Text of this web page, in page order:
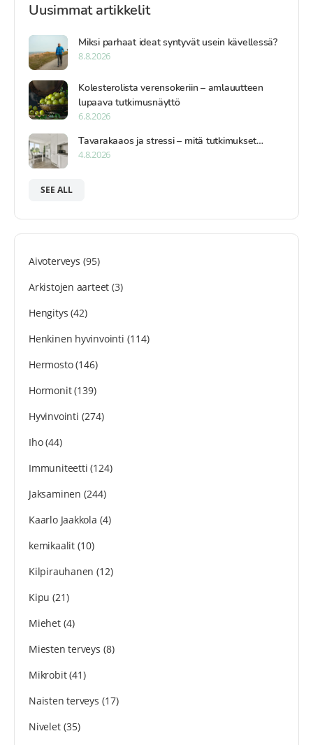
Uusimmat artikkelit
Miksi parhaat ideat syntyvät usein kävellessä?
8.8.2026
Kolesterolista verensokeriin – amlauutteen
lupaava tutkimusnäyttö
6.8.2026
Tavarakaaos ja stressi – mitä tutkimukset…
4.8.2026
SEE ALL
Aivoterveys (95)
Arkistojen aarteet (3)
Hengitys (42)
Henkinen hyvinvointi (114)
Hermosto(146)
Hormonit(139)
Hyvinvointi (274)
Iho(44)
Immuniteetti (124)
Jaksaminen (244)
Kaarlo Jaakkola (4)
kemikaalit(10)
Kilpirauhanen (12)
Kipu (21)
Miehet(4)
Miesten terveys (8)
Mikrobit(41)
Naisten terveys (17)
Nivelet(35)